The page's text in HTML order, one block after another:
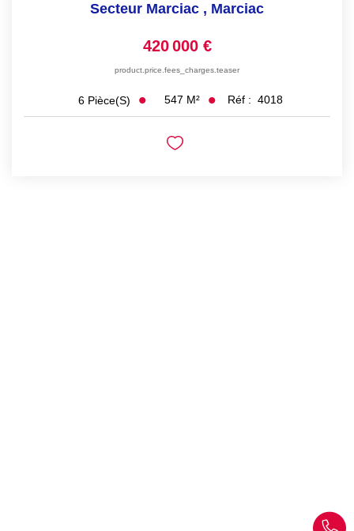
Secteur Marciac , Marciac
420 000 €
product.price.fees_charges.teaser
6 Pièce(s) 547 M² Réf : 4018